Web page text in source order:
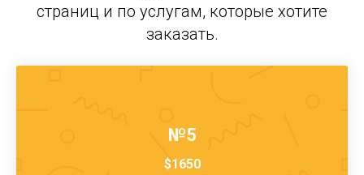
страниц и по услугам, которые хотите
заказать.
№5
$1650